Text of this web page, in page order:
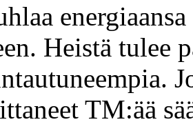
Heistä tulee
TM:ää